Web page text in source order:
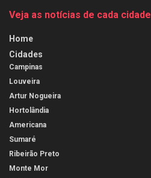
Veja as notícias de cada cidade
Home
Cidades
Campinas
Louveira
Artur Nogueira
Hortolândia
Americana
Sumaré
Ribeirão Preto
Monte Mor